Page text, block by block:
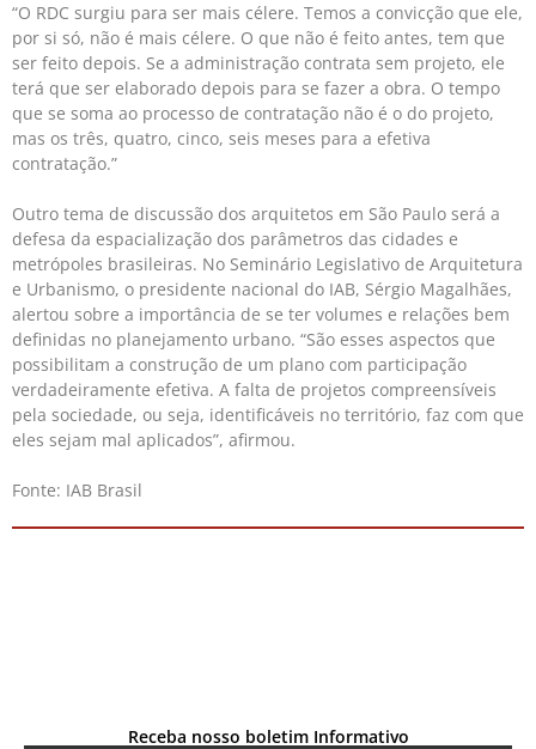
“O RDC surgiu para ser mais célere. Temos a convicção que ele,
por si só, não é mais célere. O que não é feito antes, tem que
ser feito depois. Se a administração contrata sem projeto, ele
terá que ser elaborado depois para se fazer a obra. O tempo
que se soma ao processo de contratação não é o do projeto,
mas os três, quatro, cinco, seis meses para a efetiva
contratação.”
Outro tema de discussão dos arquitetos em São Paulo será a
defesa da espacialização dos parâmetros das cidades e
metrópoles brasileiras. No Seminário Legislativo de Arquitetura
e Urbanismo, o presidente nacional do IAB, Sérgio Magalhães,
alertou sobre a importância de se ter volumes e relações bem
definidas no planejamento urbano. “São esses aspectos que
possibilitam a construção de um plano com participação
verdadeiramente efetiva. A falta de projetos compreensíveis
pela sociedade, ou seja, identificáveis no território, faz com que
eles sejam mal aplicados”, afirmou.
Fonte: IAB Brasil
Receba nosso boletim Informativo